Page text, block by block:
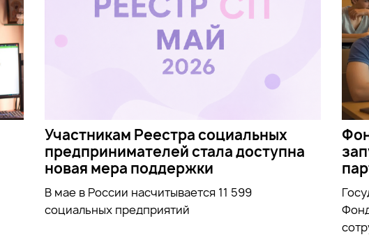
Участникам Реестра социальных
предпринимателей стала доступна
новая мера поддержки
В мае в России насчитывается 11 599
социальных предприятий